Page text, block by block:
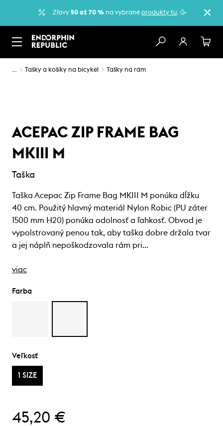
Zľavy 50 až 70 %na vybrané produkty tu. 🥳
… Tašky a košíky na bicykel Tašky na rám
ACEPAC ZIP FRAME BAG
MKIII M
Taška
Taška Acepac Zip Frame Bag MKIII M ponúka dĺžku
40 cm. Použitý hlavný materiál Nylon Robic (PU záter
1500 mm H20) ponúka odolnosť a ľahkosť. Obvod je
vypolstrovaný penou tak, aby taška dobre držala tvar
a jej náplň nepoškodzovala rám pri…
viac
Farba
Veľkosť
1 SIZE
45,20 €